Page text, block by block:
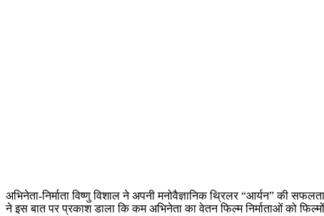
अभिनेता-निर्माता विष्णु विशाल ने अपनी मनोवैज्ञानिक थ्रिलर “आर्यन” की
ने इस बात पर प्रकाश डाला कि कम अभिनेता का वेतन फिल्म निर्माताओं को